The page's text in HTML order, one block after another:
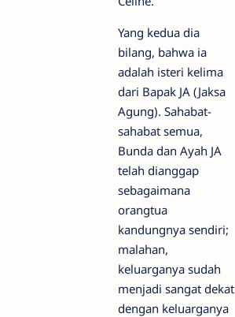
Yang kedua dia
bilang, bahwa ia
adalah isteri kelima
dari Bapak JA (Jaksa
Agung). Sahabat-
sahabat semua,
Bunda dan Ayah JA
telah dianggap
sebagaimana
orangtua
kandungnya sendiri;
malahan,
keluarganya sudah
menjadi sangat dekat
dengan keluarganya